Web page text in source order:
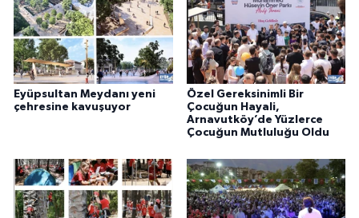
Eyüpsultan Meydanı yeni
çehresine kavuşuyor
Özel Gereksinimli Bir
Çocuğun Hayali,
Arnavutköy’de Yüzlerce
Çocuğun Mutluluğu Oldu